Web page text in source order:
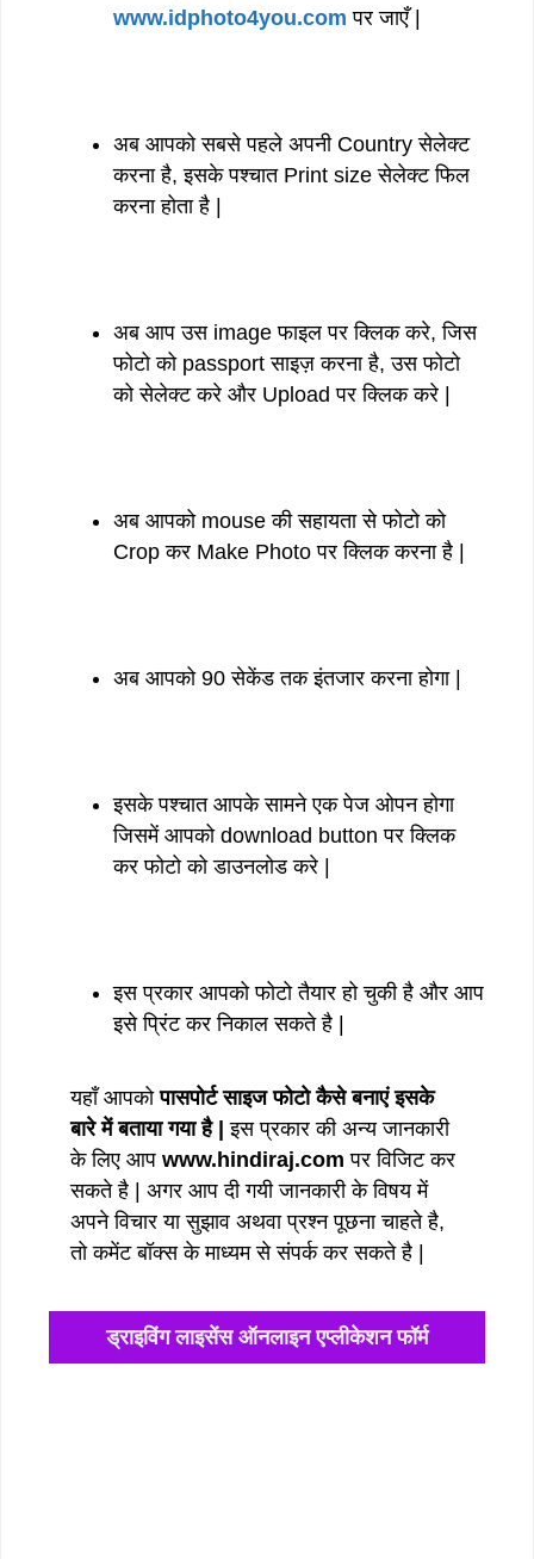
www.idphoto4you.com पर जाएँ |
अब आपको सबसे पहले अपनी Country सेलेक्ट
करना है, इसके पश्चात Print size सेलेक्ट फिल
करना होता है |
अब आप उस image फाइल पर क्लिक करे, जिस
फोटो को passport साइज़ करना है, उस फोटो
को सेलेक्ट करे और Upload पर क्लिक करे |
अब आपको mouse की सहायता से फोटो को
Crop कर Make Photo पर क्लिक करना है |
अब आपको 90 सेकेंड तक इंतजार करना होगा |
इसके पश्चात आपके सामने एक पेज ओपन होगा
जिसमें आपको download button पर क्लिक
कर फोटो को डाउनलोड करे |
इस प्रकार आपको फोटो तैयार हो चुकी है और आप
इसे प्रिंट कर निकाल सकते है |
यहाँ आपकोपासपोर्ट साइज फोटो कैसे बनाएं इसके
बारे में बताया गया है | इस प्रकार की अन्य जानकारी
के लिए आप www.hindiraj.com पर विजिट कर
सकते है | अगर आप दी गयी जानकारी के विषय में
अपने विचार या सुझाव अथवा प्रश्न पूछना चाहते है,
तो कमेंट बॉक्स के माध्यम से संपर्क कर सकते है |
ड्राइविंग लाइसेंस ऑनलाइन एप्लीकेशन फॉर्म